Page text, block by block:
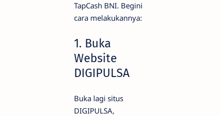
TapCash BNI. Begini
cara melakukannya:
1. Buka
Website
DIGIPULSA
Buka lagi situs
DIGIPULSA,